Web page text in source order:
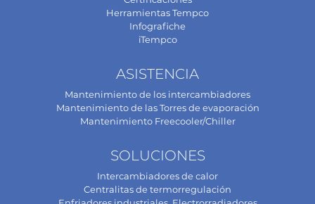
Herramientas Tempco
Infografiche
iTempco
ASISTENCIA
Mantenimiento de los intercambiadores
Mantenimiento de las Torres de evaporación
Mantenimiento Freecooler/Chiller
SOLUCIONES
Intercambiadores de calor
Centralitas de termorregulación